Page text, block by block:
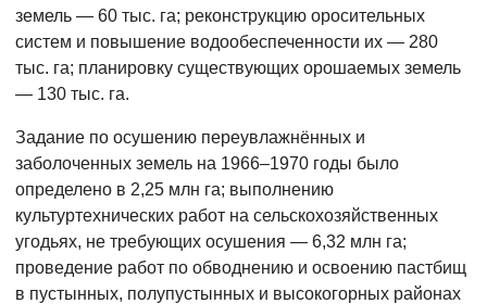
земель — 60 тыс. га; реконструкцию оросительных
систем и повышение водообеспеченности их — 280
тыс. га; планировку существующих орошаемых земель
— 130 тыс. га.
Задание по осушению переувлажнённых и
заболоченных земель на 1966–1970 годы было
определено в 2,25 млн га; выполнению
культуртехнических работ на сельскохозяйственных
угодьях, не требующих осушения — 6,32 млн га;
проведение работ по обводнению и освоению пастбищ
в пустынных, полупустынных и высокогорных районах